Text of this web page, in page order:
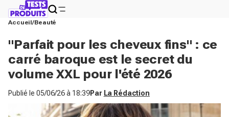
Accueil Beauté
"Parfait pour les cheveux fins" : ce
carré baroque est le secret du
volume XXL pour l'été 2026
Publié le 05/06/26 à 18:39Par La Rédaction